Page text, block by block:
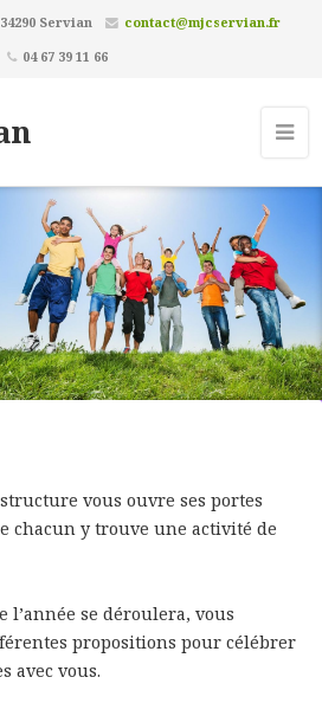
Servian
contact@mjcservian.fr
04 67 39 11 66
vous ouvre ses portes
chacun y trouve une activité de
se déroulera, vous
propositions pour célébrer
avec vous.